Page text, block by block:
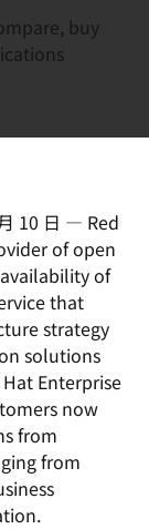
buy
10 日 — Red
of open
of
that
strategy
solutions
Enterprise
now
from
from